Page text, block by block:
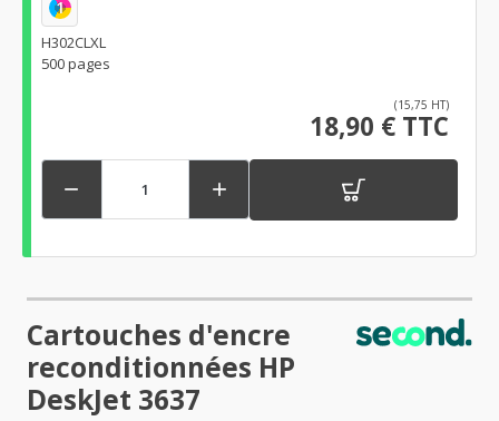
1
H302CLXL
500 pages
(15,75 HT)
18,90 € TTC
 
Cartouches d'encre
reconditionnées HP
DeskJet 3637